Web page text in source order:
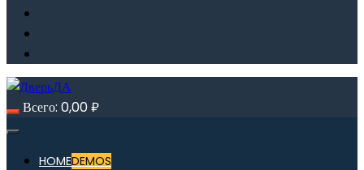
Всего: 0,00₽
HOMEDEMOS